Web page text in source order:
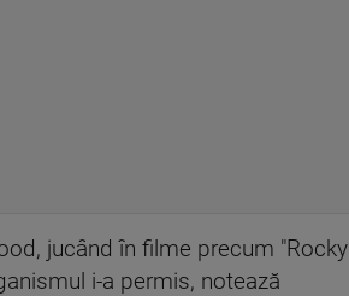
jucând în filme precum "Rocky
i-a permis, notează